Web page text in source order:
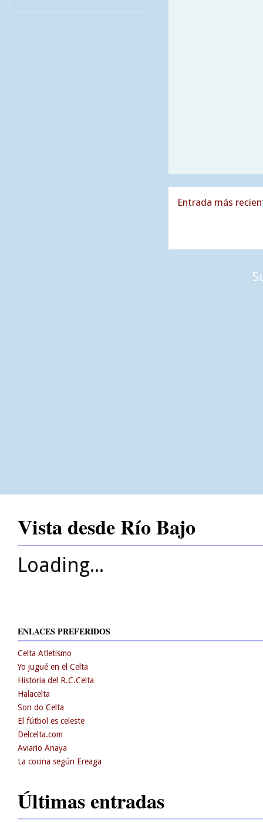
Entrada más
Vista desde Río Bajo
Loading...
ENLACES PREFERIDOS
Celta Atletismo
Yo jugué en el Celta
Historia del R.C.Celta
Halacelta
Son do Celta
El fútbol es celeste
Delcelta.com
Aviario Anaya
La cocina según Ereaga
Últimas entradas